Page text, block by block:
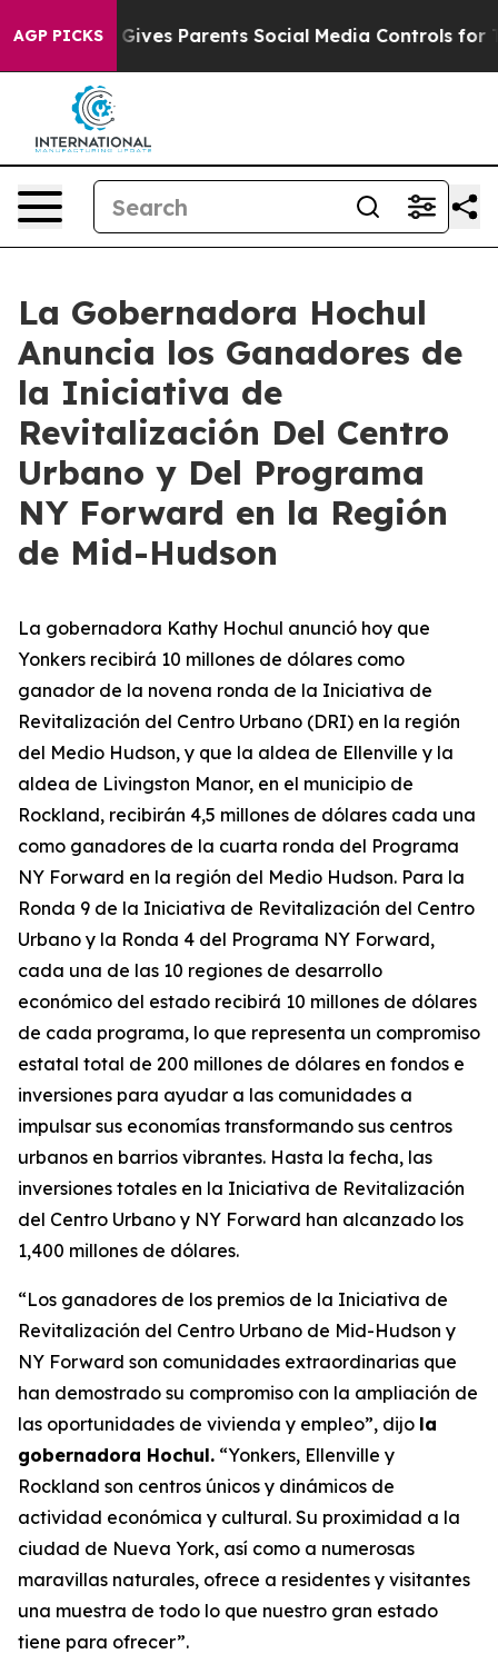
AGP PICKS
Parents Social Media Controls for Their Kids.
La Gobernadora Hochul
Anuncia los Ganadores de
la Iniciativa de
Revitalización Del Centro
Urbano y Del Programa
NY Forward en la Región
de Mid-Hudson
La gobernadora Kathy Hochul anunció hoy que
Yonkers recibirá 10 millones de dólares como
ganador de la novena ronda de la Iniciativa de
Revitalización del Centro Urbano (DRI) en la región
del Medio Hudson, y que la aldea de Ellenville y la
aldea de Livingston Manor, en el municipio de
Rockland, recibirán 4,5 millones de dólares cada una
como ganadores de la cuarta ronda del Programa
NY Forward en la región del Medio Hudson. Para la
Ronda 9 de la Iniciativa de Revitalización del Centro
Urbano y la Ronda 4 del Programa NY Forward,
cada una de las 10 regiones de desarrollo
económico del estado recibirá 10 millones de dólares
de cada programa, lo que representa un compromiso
estatal total de 200 millones de dólares en fondos e
inversiones para ayudar a las comunidades a
impulsar sus economías transformando sus centros
urbanos en barrios vibrantes. Hasta la fecha, las
inversiones totales en la Iniciativa de Revitalización
del Centro Urbano y NY Forward han alcanzado los
1,400 millones de dólares.
“Los ganadores de los premios de la Iniciativa de
Revitalización del Centro Urbano de Mid-Hudson y
NY Forward son comunidades extraordinarias que
han demostrado su compromiso con la ampliación de
las oportunidades de vivienda y empleo”, dijo la
gobernadora Hochul. “Yonkers, Ellenville y
Rockland son centros únicos y dinámicos de
actividad económica y cultural. Su proximidad a la
ciudad de Nueva York, así como a numerosas
maravillas naturales, ofrece a residentes y visitantes
una muestra de todo lo que nuestro gran estado
tiene para ofrecer”.